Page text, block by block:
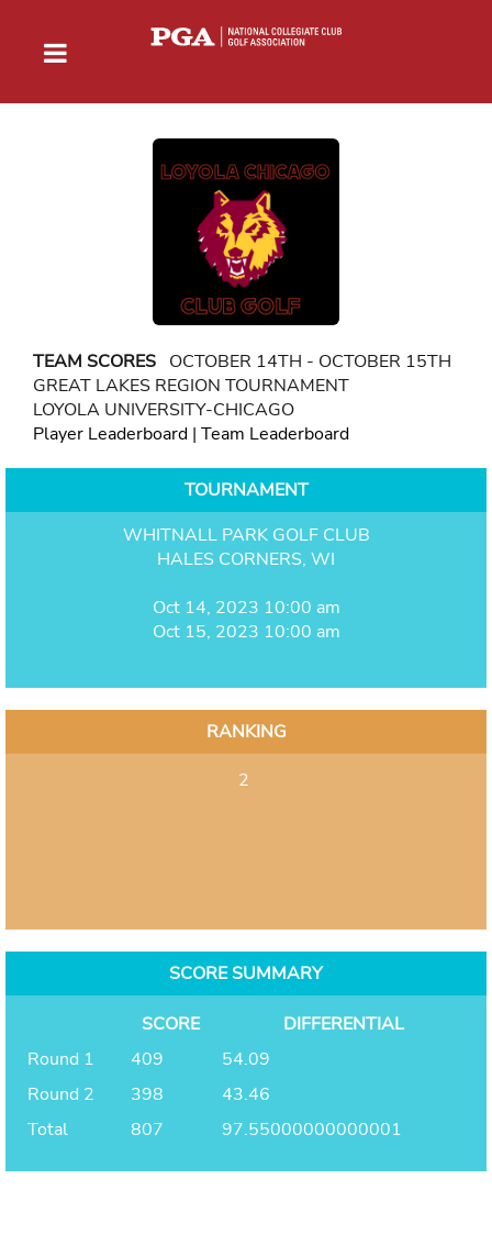
TEAM SCORES OCTOBER 14TH - OCTOBER 15TH
GREAT LAKES REGION TOURNAMENT
LOYOLA UNIVERSITY-CHICAGO
Player Leaderboard | Team Leaderboard
TOURNAMENT
WHITNALL PARK GOLF CLUB
HALES CORNERS, WI
Oct 14, 2023 10:00 am
Oct 15, 2023 10:00 am
RANKING
2
SCORE SUMMARY
SCORE
DIFFERENTIAL
Round 1
409
54.09
Round 2
398
43.46
Total
807 97.55000000000001